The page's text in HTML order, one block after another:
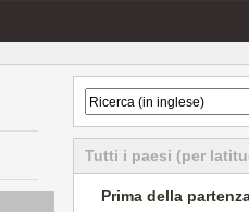
Tutti i paesi (per
Prima della